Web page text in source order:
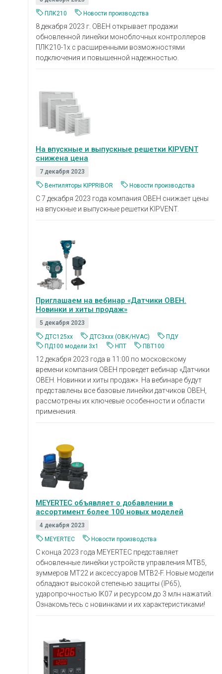
ПЛК210
Новости производства
8 декабря 2023 г. ОВЕН открывает продажи
обновленной линейки моноблочных контроллеров
ПЛК210-1x с расширенными возможностями
подключения и повышенной надежностью.
На впускные и выпускные решетки KIPVENT
снижена цена
7 декабря 2023
Вентиляторы KIPPRIBOR
Новости производства
С 7 декабря 2023 года компания ОВЕН снижает цены
на впускные и выпускные решетки KIPVENT.
Приглашаем на вебинар «Датчики ОВЕН.
Новинки и хиты продаж»
5 декабря 2023
ДТС125xx
ДТС3ххх (ОВК/HVAC)
ПДУ
ПД100 модели 3х1
НПТ ПВТ100
12 декабря 2023 года в 11:00 по московскому
времени компания ОВЕН проведет вебинар «Датчики
ОВЕН. Новинки и хиты продаж». На вебинаре будут
представлены все базовые линейки датчиков ОВЕН,
рассмотрены их ключевые особенности и области
применения.
MEYERTEC объявляет о добавлении в
ассортимент более 100 новых моделей
4 декабря 2023
MEYERTEC
Новости производства
С конца 2023 года MEYERTEC представляет
обновленные линейки устройств управления MTB5,
зуммеров MT22 и аксессуаров MTB2-F. Новые модели
обладают высокой степенью защиты (IP65),
ударопрочностью IK07 и ресурсом до 3 млн нажатий.
Ознакомьтесь с новинками и их характеристиками!